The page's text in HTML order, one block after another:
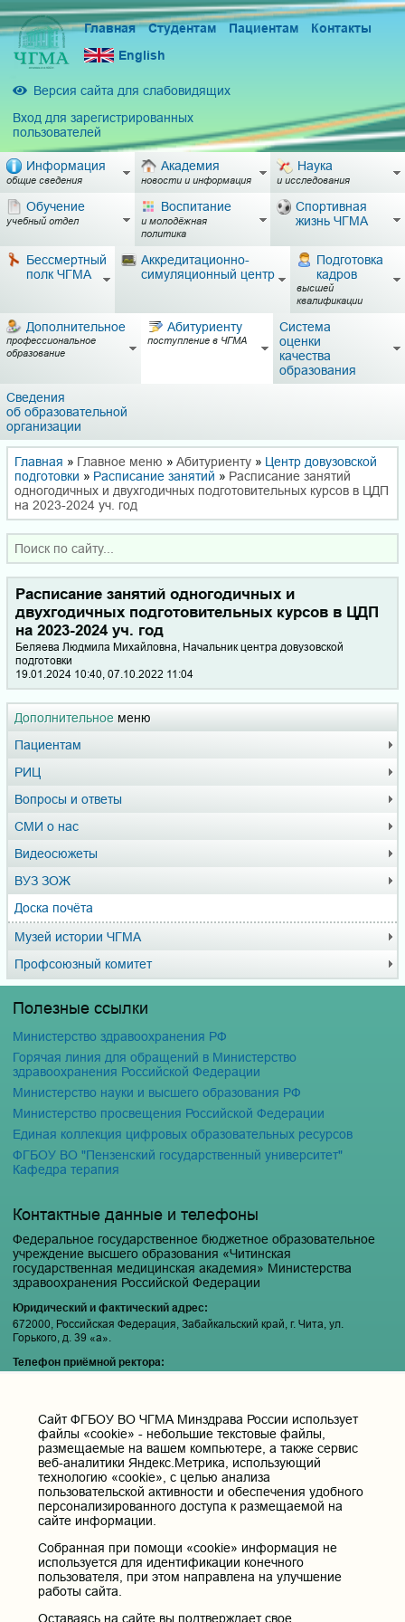
Главная Студентам Пациентам
Контакты
English
Версия сайта для слабовидящих
Вход для зарегистрированных
пользователей
Информация
общие сведения
Академия
новости и информация
Наука
и исследования
Обучение
учебный отдел
Воспитание
и молодёжная
политика
Спортивная
жизнь ЧГМА
Бессмертный
полк ЧГМА
Аккредитационно-
симуляционный центр
Подготовка
кадров
высшей
квалификации
Дополнительное
профессиональное
образование
Абитуриенту
поступление в ЧГМА
Система
оценки
качества
образования
Сведения
об образовательной
организации
Главная » Главное меню » Абитуриенту » Центр довузовской
подготовки » Расписание занятий » Расписание занятий
одногодичных и двухгодичных подготовительных курсов в ЦДП
на 2023-2024 уч. год
Дополнительное меню
Пациентам
РИЦ
Вопросы и ответы
СМИ о нас
Видеосюжеты
ВУЗ ЗОЖ
Доска почёта
Музей истории ЧГМА
Профсоюзный комитет
Расписание занятий одногодичных и
двухгодичных подготовительных курсов в ЦДП
на 2023-2024 уч. год
Беляева Люд­ми­ла Ми­хай­лов­на, Начальник центра довузовской
подготовки
19.01.2024 10:40, 07.10.2022 11:04
Полезные ссылки
Министерство здравоохранения РФ
Горячая линия для обращений в Министерство
здравоохранения Российской Федерации
Министерство науки и высшего образования РФ
Министерство просвещения Российской Федерации
Единая коллекция цифровых образовательных ресурсов
ФГБОУ ВО "Пензенский государственный университет"
Кафедра терапия
Контактные данные и телефоны
Федеральное государственное бюджетное образовательное
учреждение высшего образования «Читинская
государственная медицинская академия» Министерства
здравоохранения Российской Федерации
Юридический и фактический адрес:
672000, Российская Федерация, Забайкальский край, г. Чита, ул.
Горького, д. 39 «а».
Телефон приёмной ректора:
pochta@chitgma.ru
Официальная группа «ВКонтакте»:
https://vk.com/news_chgma
Официальный канал «Телеграмм»:
https://t.me/chgma75
Официальный канал «МАХ»:
https://max.ru/id7536010483_gos
Вход
Cайт ФГБОУ ВО ЧГМА Минздрава России использует
файлы «cookie» - небольшие текстовые файлы,
размещаемые на вашем компьютере, а также сервис
веб-аналитики Яндекс.Метрика, использующий
технологию «cookie», с целью анализа
пользовательской активности и обеспечения удобного
персонализированного доступа к размещаемой на
сайте информации.
Собранная при помощи «cookie» информация не
используется для идентификации конечного
пользователя, при этом направлена на улучшение
работы сайта.
Оставаясь на сайте вы подтверждает свое